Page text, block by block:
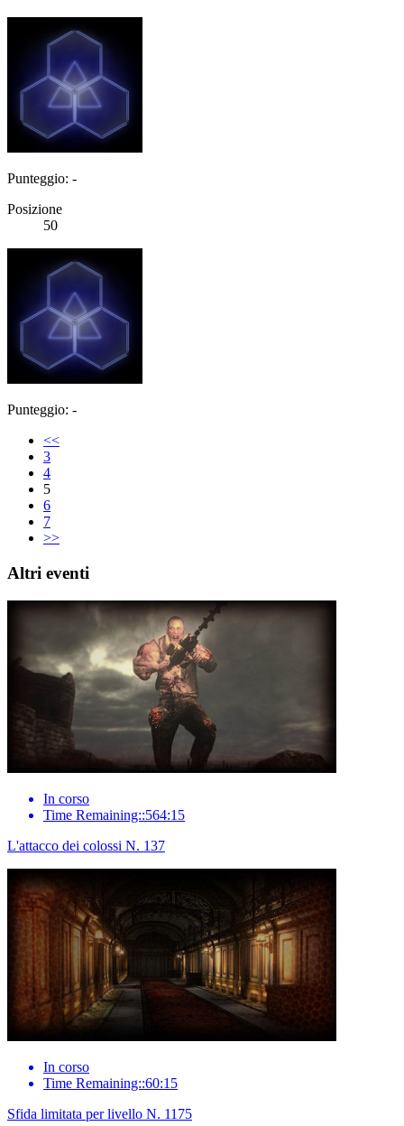
Punteggio: -
Posizione
50
Punteggio: -
<<
3
4
5
6
7
>>
Altri eventi
In corso
Time Remaining::564:15
L'attacco dei colossi N. 137
In corso
Time Remaining::60:15
Sfida limitata per livello N. 1175